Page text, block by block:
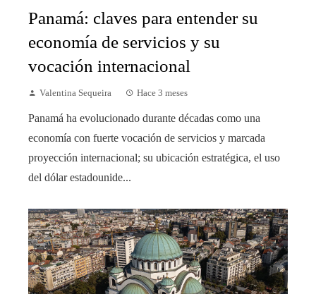
Panamá: claves para entender su
economía de servicios y su
vocación internacional
Valentina Sequeira Hace 3 meses
Panamá ha evolucionado durante décadas como una
economía con fuerte vocación de servicios y marcada
proyección internacional; su ubicación estratégica, el uso
del dólar estadounide...